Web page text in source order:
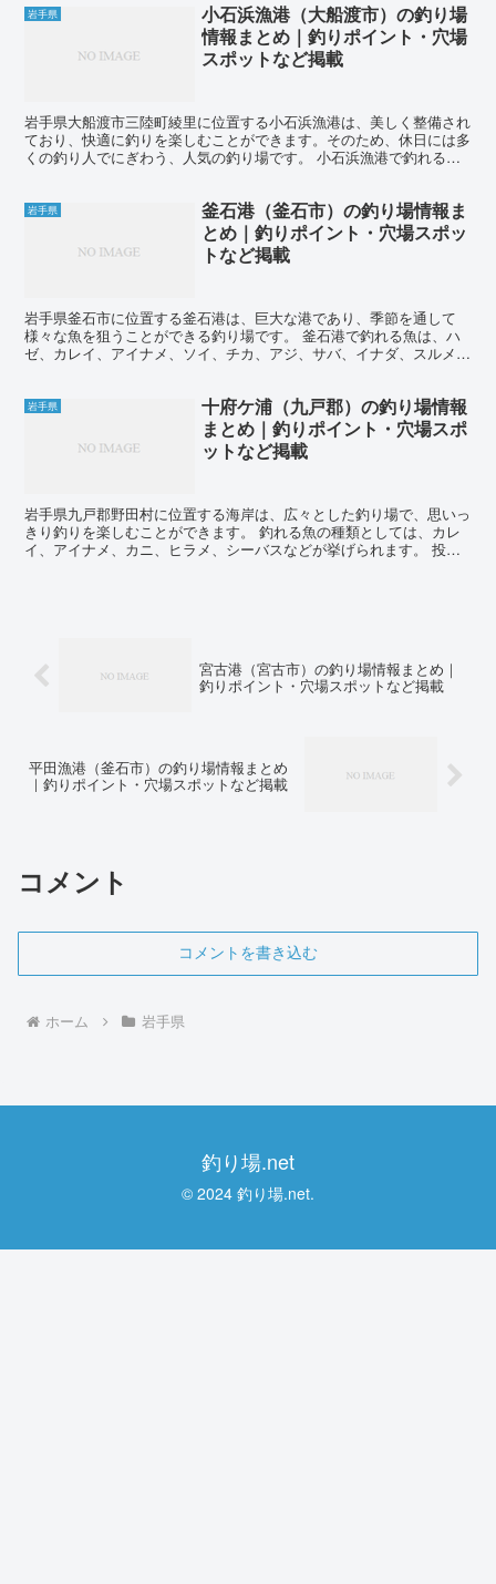
岩手県
小石浜漁港（大船渡市）の釣り場
情報まとめ｜釣りポイント・穴場
スポットなど掲載
岩手県大船渡市三陸町綾里に位置する小石浜漁港は、美しく整備され
ており、快適に釣りを楽しむことができます。そのため、休日には多
くの釣り人でにぎわう、人気の釣り場です。 小石浜漁港で釣れる魚
岩手県
釜石港（釜石市）の釣り場情報ま
とめ｜釣りポイント・穴場スポッ
トなど掲載
岩手県釜石市に位置する釜石港は、巨大な港であり、季節を通して
様々な魚を狙うことができる釣り場です。 釜石港で釣れる魚は、ハ
ゼ、カレイ、アイナメ、ソイ、チカ、アジ、サバ、イナダ、スルメイ
岩手県
十府ケ浦（九戸郡）の釣り場情報
まとめ｜釣りポイント・穴場スポ
ットなど掲載
岩手県九戸郡野田村に位置する海岸は、広々とした釣り場で、思いっ
きり釣りを楽しむことができます。 釣れる魚の種類としては、カレ
イ、アイナメ、カニ、ヒラメ、シーバスなどが挙げられます。 投げ
宮古港（宮古市）の釣り場情報まとめ｜
釣りポイント・穴場スポットなど掲載
平田漁港（釜石市）の釣り場情報まとめ
｜釣りポイント・穴場スポットなど掲載
コメント
コメントを書き込む
ホーム 岩手県
釣り場.net
© 2024 釣り場.net.